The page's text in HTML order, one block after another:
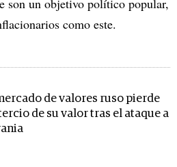
son un objetivo político popular,
como este.
de valores ruso pierde
de su valor tras el ataque a